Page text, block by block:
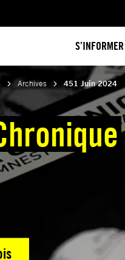
S’INFORMER
Archives 451 Juin 2024